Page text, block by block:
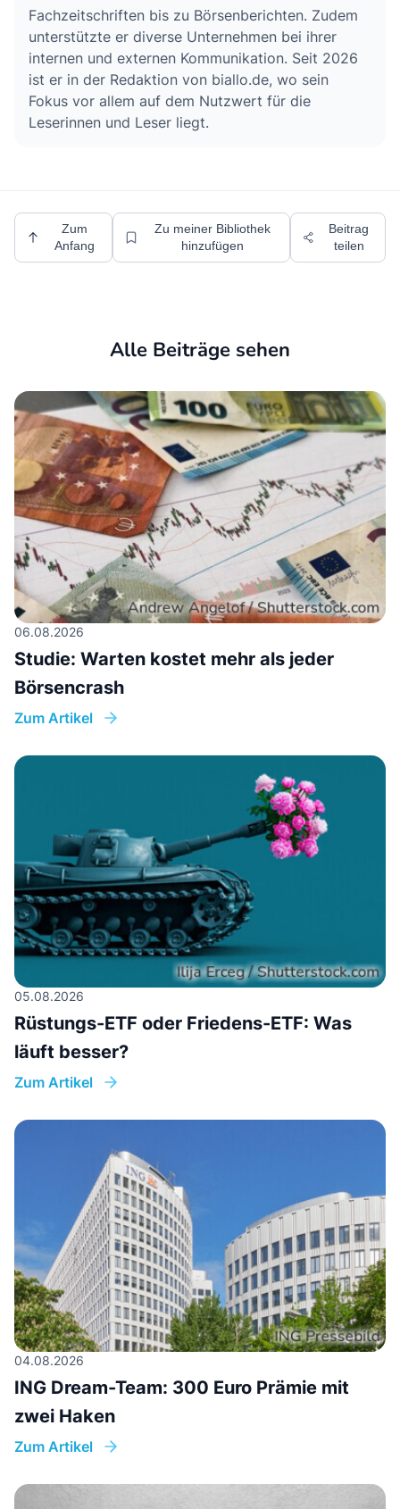
Fachzeitschriften bis zu Börsenberichten. Zudem
unterstützte er diverse Unternehmen bei ihrer
internen und externen Kommunikation. Seit 2026
ist er in der Redaktion von biallo.de, wo sein
Fokus vor allem auf dem Nutzwert für die
Leserinnen und Leser liegt.
Zum
Anfang
Zu meiner Bibliothek
hinzufügen
Beitrag
teilen
Alle Beiträge sehen
06.08.2026
Studie: Warten kostet mehr als jeder
Börsencrash
Zum Artikel
05.08.2026
Rüstungs-ETF oder Friedens-ETF: Was
läuft besser?
Zum Artikel
04.08.2026
ING Dream-Team: 300 Euro Prämie mit
zwei Haken
Zum Artikel